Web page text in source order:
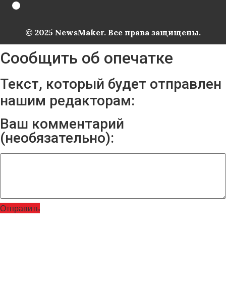
© 2025 NewsMaker. Все права защищены.
Сообщить об опечатке
Текст, который будет отправлен
нашим редакторам:
Ваш комментарий
(необязательно):
Отправить